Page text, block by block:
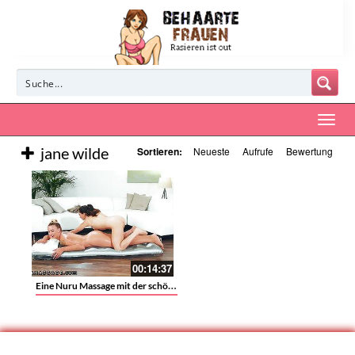
jane wilde Sortieren: Neueste Aufrufe Bewertung
00:14:37
Eine Nuru Massage mit der schönen Brünetten Jane